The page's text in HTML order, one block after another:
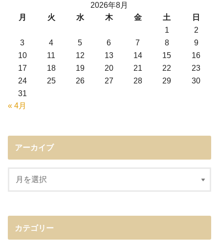
2026年8月
月
火 水 木 金 土
日
1
2
3
4 5 6 7 8
9
10
11 12 13 14 15
16
17
18 19 20 21 22
23
24
25 26 27 28 29
30
31
« 4月
アーカイブ
カテゴリー